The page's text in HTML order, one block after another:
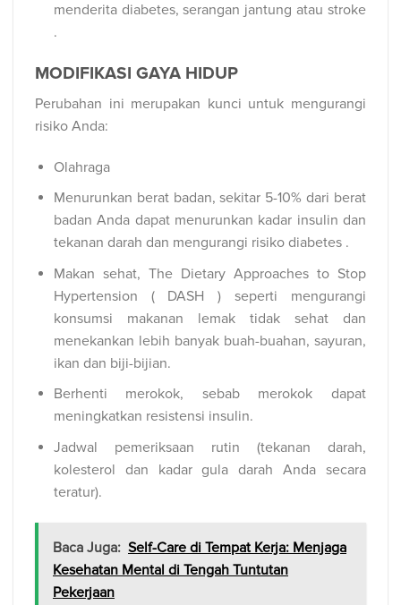
menderita diabetes, serangan jantung atau stroke
.
MODIFIKASI GAYA HIDUP
Perubahan ini merupakan kunci untuk mengurangi
risiko Anda:
Olahraga
Menurunkan berat badan, sekitar 5-10% dari berat
badan Anda dapat menurunkan kadar insulin dan
tekanan darah dan mengurangi risiko diabetes .
Makan sehat, The Dietary Approaches to Stop
Hypertension ( DASH ) seperti mengurangi
konsumsi makanan lemak tidak sehat dan
menekankan lebih banyak buah-buahan, sayuran,
ikan dan biji-bijian.
Berhenti merokok, sebab merokok dapat
meningkatkan resistensi insulin.
Jadwal pemeriksaan rutin (tekanan darah,
kolesterol dan kadar gula darah Anda secara
teratur).
Baca Juga: Self-Care di Tempat Kerja: Menjaga
Kesehatan Mental di Tengah Tuntutan
Pekerjaan